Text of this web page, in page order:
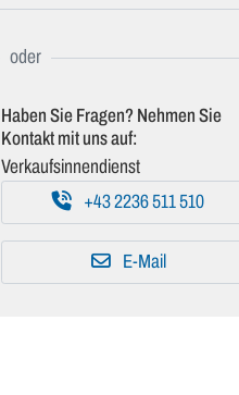
Haben Sie Fragen? Nehmen Sie
Kontakt mit uns auf:
Verkaufsinnendienst
+43 2236 511 510
E-Mail